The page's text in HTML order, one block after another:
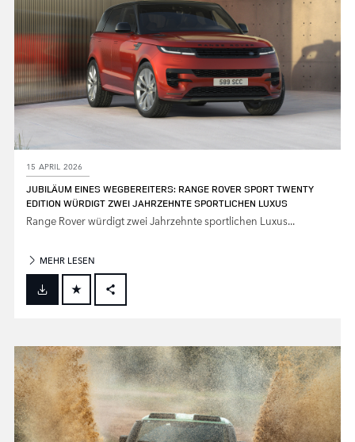
15 APRIL 2026
JUBILÄUM EINES WEGBEREITERS: RANGE ROVER SPORT TWENTY
EDITION WÜRDIGT ZWEI JAHRZEHNTE SPORTLICHEN LUXUS
Range Rover würdigt zwei Jahrzehnte sportlichen Luxus...
MEHR LESEN
FACEBOOK
LINKEDIN
SHARE